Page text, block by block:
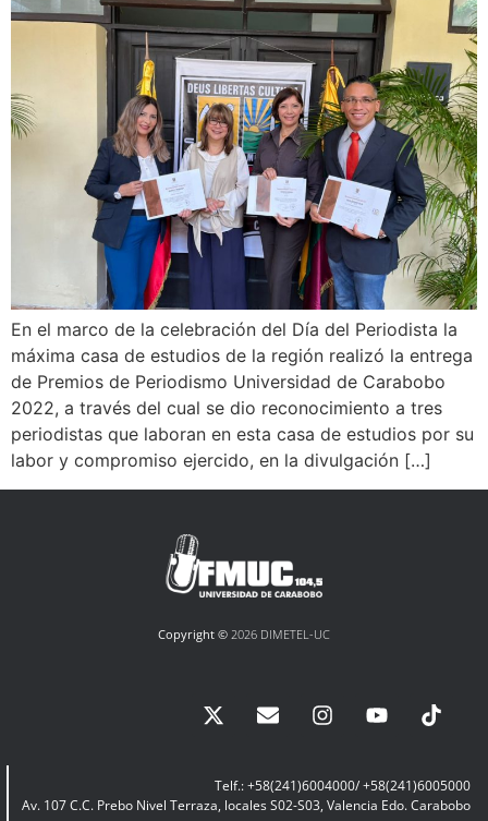
En el marco de la celebración del Día del Periodista la
máxima casa de estudios de la región realizó la entrega
de Premios de Periodismo Universidad de Carabobo
2022, a través del cual se dio reconocimiento a tres
periodistas que laboran en esta casa de estudios por su
labor y compromiso ejercido, en la divulgación […]
Copyright © 2026 DIMETEL-UC
Telf.: +58(241)6004000/ +58(241)6005000
Av. 107 C.C. Prebo Nivel Terraza, locales S02-S03, Valencia Edo. Carabobo